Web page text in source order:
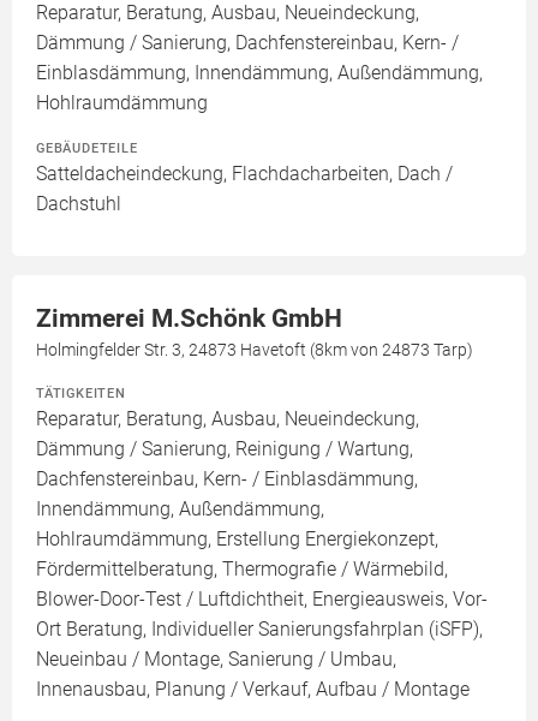
Reparatur, Beratung, Ausbau, Neueindeckung,
Dämmung / Sanierung, Dachfenstereinbau, Kern- /
Einblasdämmung, Innendämmung, Außendämmung,
Hohlraumdämmung
GEBÄUDETEILE
Satteldacheindeckung, Flachdacharbeiten, Dach /
Dachstuhl
Zimmerei M.Schönk GmbH
Holmingfelder Str. 3, 24873 Havetoft (8km von 24873 Tarp)
TÄTIGKEITEN
Reparatur, Beratung, Ausbau, Neueindeckung,
Dämmung / Sanierung, Reinigung / Wartung,
Dachfenstereinbau, Kern- / Einblasdämmung,
Innendämmung, Außendämmung,
Hohlraumdämmung, Erstellung Energiekonzept,
Fördermittelberatung, Thermografie / Wärmebild,
Blower-Door-Test / Luftdichtheit, Energieausweis, Vor-
Ort Beratung, Individueller Sanierungsfahrplan (iSFP),
Neueinbau / Montage, Sanierung / Umbau,
Innenausbau, Planung / Verkauf, Aufbau / Montage